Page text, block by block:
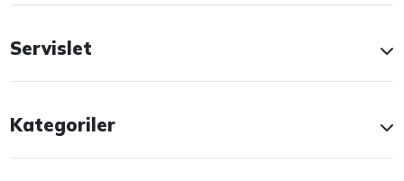
Servislet
Kategoriler